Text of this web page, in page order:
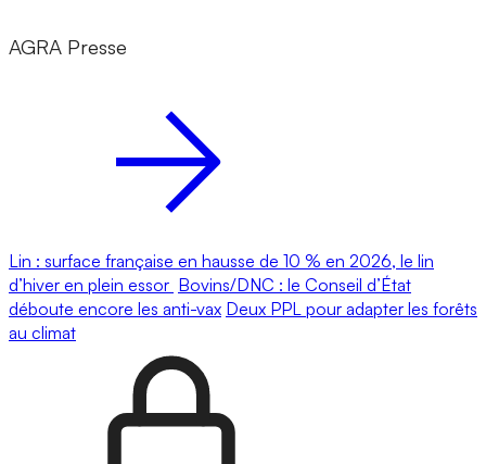
AGRA Presse
Lin : surface française en hausse de 10 % en 2026, le lin
d’hiver en plein essor Bovins/DNC : le Conseil d’État
déboute encore les anti-vax Deux PPL pour adapter les forêts
au climat